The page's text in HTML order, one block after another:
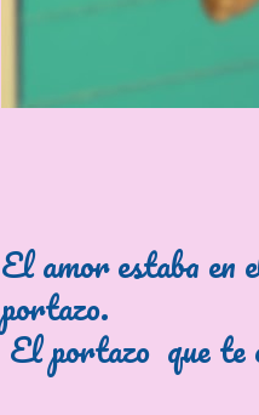
El amor estaba en
portazo.
El portazo que te